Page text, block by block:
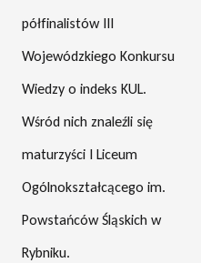
półfinalistów III
Wojewódzkiego Konkursu
Wiedzy o indeks KUL.
Wśród nich znaleźli się
maturzyści I Liceum
Ogólnokształcącego im.
Powstańców Śląskich w
Rybniku.